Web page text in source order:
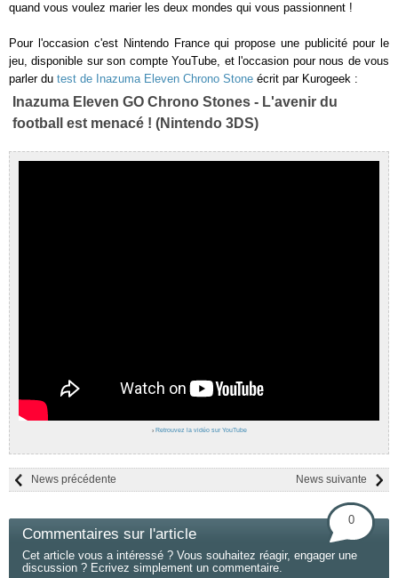
quand vous voulez marier les deux mondes qui vous passionnent !
Pour l'occasion c'est Nintendo France qui propose une publicité pour le
jeu, disponible sur son compte YouTube, et l'occasion pour nous de vous
parler du test de Inazuma Eleven Chrono Stone écrit par Kurogeek :
Inazuma Eleven GO Chrono Stones - L'avenir du
football est menacé ! (Nintendo 3DS)
› Retrouvez la vidéo sur YouTube
News suivante
News précédente
Commentaires sur l'article
0
Cet article vous a intéressé ? Vous souhaitez réagir, engager une
discussion ? Ecrivez simplement un commentaire.